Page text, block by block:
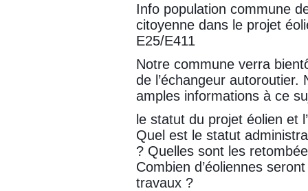
Info population commune
citoyenne dans le projet
E25/E411
Notre commune verra
de l’échangeur
amples informations à ce
le statut du projet éolien et
Quel est le statut
? Quelles sont les
Combien d’éoliennes
travaux ?